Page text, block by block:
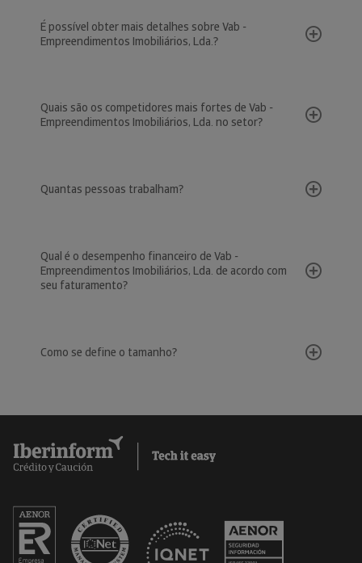
É possível obter mais detalhes sobre Vab -
Empreendimentos Imobiliários, Lda.?
Quais são os competidores mais fortes de Vab -
Empreendimentos Imobiliários, Lda. no setor?
Quantas pessoas trabalham?
Qual é o desempenho financeiro de Vab -
Empreendimentos Imobiliários, Lda. de acordo com
seu faturamento?
Como se define o tamanho?